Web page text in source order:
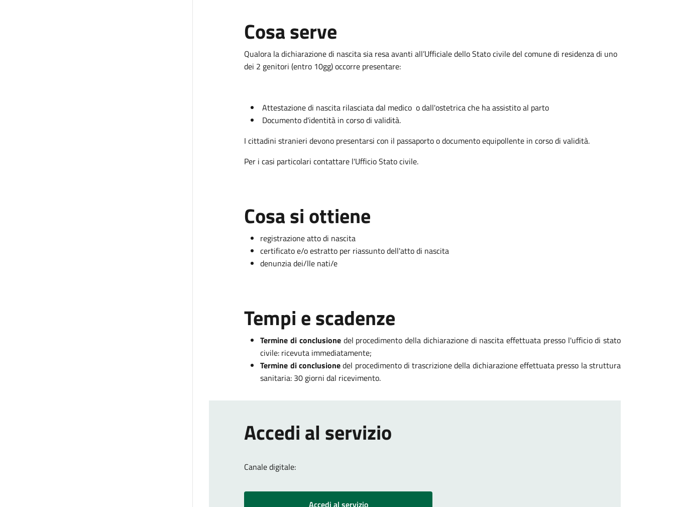
Cosa serve
Qualora la dichiarazione di nascita sia resa avanti all’Ufficiale dello Stato civile del comune di residenza di uno
dei 2 genitori (entro 10gg) occorre presentare:
Attestazione di nascita rilasciata dal medico o dall'ostetrica che ha assistito al parto
Documento d'identità in corso di validità.
I cittadini stranieri devono presentarsi con il passaporto o documento equipollente in corso di validità.
Per i casi particolari contattare l'Ufficio Stato civile.
Cosa si ottiene
registrazione atto di nascita
certificato e/o estratto per riassunto dell'atto di nascita
denunzia dei/lle nati/e
Tempi e scadenze
Termine di conclusionedel procedimento della dichiarazione di nascita effettuata presso l'ufficio di stato
civile: ricevuta immediatamente;
Termine di conclusionedel procedimento di trascrizione della dichiarazione effettuata presso la struttura
sanitaria: 30 giorni dal ricevimento.
Accedi al servizio
Canale digitale:
Accedi al servizio